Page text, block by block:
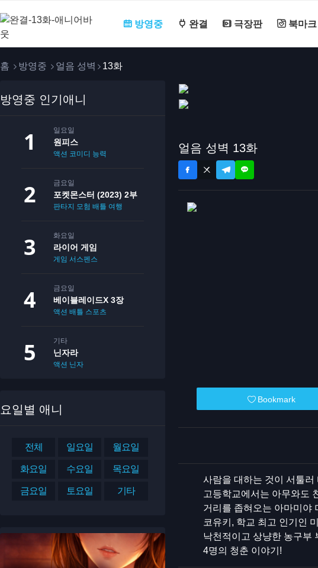
방영중 완결 극장판 북마크
홈 방영중 얼음 성벽 13화
방영중 인기애니
일요일
원피스
액션 코미디 능력
금요일
포켓몬스터 (2023) 2부
판타지 모험 배틀 여행
화요일
라이어 게임
게임 서스펜스
금요일
베이블레이드X 3장
액션 배틀 스포츠
기타
닌자라
액션 닌자
요일별 애니
전체 일요일 월요일
화요일 수요일 목요일
금요일 토요일 기타
얼음 성벽 13화
Bookmark
사람을 대하는 것이 서툴
고등학교에서는 아무와도
거리를 좁혀오는 아마미야
코유키, 학교 최고 인기인
낙천적이고 상냥한 농구부
4명의 청춘 이야기!